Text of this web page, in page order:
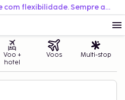
Reserve facilmente. Viaje com flexibilidade. Sempre ao melhor preço.
Voo +
hotel
Voos Multi-stop